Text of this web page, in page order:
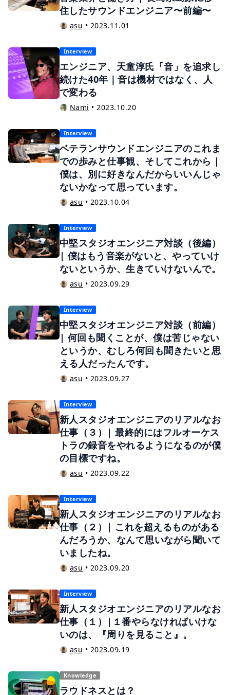
住したサウンドエンジニア〜前編〜
asu • 2023.11.01
Interview
エンジニア、天童淳氏「音」を追求し
続けた40年｜音は機材ではなく、人
で変わる
Nami •2023.10.20
Interview
ベテランサウンドエンジニアのこれま
での歩みと仕事観、そしてこれから |
僕は、別に好きなんだからいいんじゃ
ないかなって思っています。
asu • 2023.10.04
Interview
中堅スタジオエンジニア対談（後編）
| 僕はもう音楽がないと、やっていけ
ないというか、生きていけないんで。
asu • 2023.09.29
Interview
中堅スタジオエンジニア対談（前編）
| 何回も聞くことが、僕は苦じゃない
というか、むしろ何回も聞きたいと思
える人だったんです。
asu • 2023.09.27
Interview
新人スタジオエンジニアのリアルなお
仕事（３）| 最終的にはフルオーケス
トラの録音をやれるようになるのが僕
の目標ですね。
asu • 2023.09.22
Interview
新人スタジオエンジニアのリアルなお
仕事（２）| これを超えるものがある
んだろうか、なんて思いながら聞いて
いましたね。
asu • 2023.09.20
Interview
新人スタジオエンジニアのリアルなお
仕事（１）|１番やらなければいけな
いのは、『周りを見ること』。
asu • 2023.09.19
Knowledge
ラウドネスとは？